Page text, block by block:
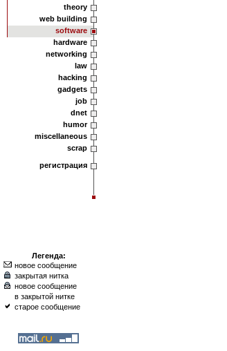
theory
web building
software
hardware
networking
law
hacking
gadgets
job
dnet
humor
miscellaneous
scrap
регистрация
Легенда:
новое сообщение
закрытая нитка
новое сообщение
в закрытой нитке
старое сообщение